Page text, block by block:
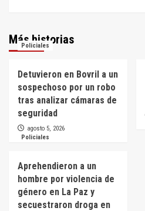
Más historias
Policiales
Detuvieron en Bovril a un
sospechoso por un robo
tras analizar cámaras de
seguridad
agosto 5, 2026
Policiales
Aprehendieron a un
hombre por violencia de
género en La Paz y
secuestraron droga en